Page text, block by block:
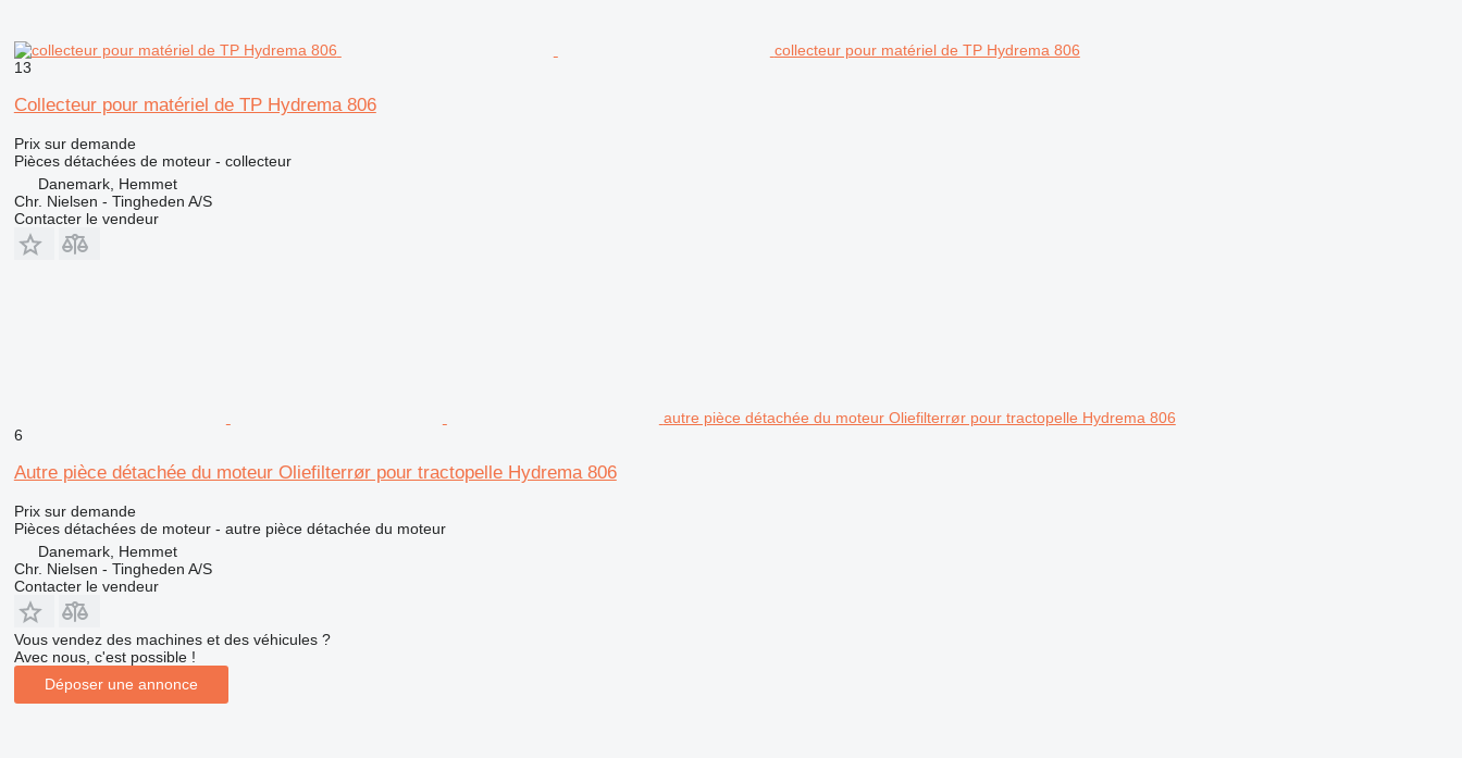
collecteur pour matériel de TP Hydrema 806
13
Collecteur pour matériel de TP Hydrema 806
Prix sur demande
Pièces détachées de moteur - collecteur
Danemark, Hemmet
Chr. Nielsen - Tingheden A/S
Contacter le vendeur
autre pièce détachée du moteur Oliefilterrør pour tractopelle Hydrema 806
6
Autre pièce détachée du moteur Oliefilterrør pour tractopelle Hydrema 806
Prix sur demande
Pièces détachées de moteur - autre pièce détachée du moteur
Danemark, Hemmet
Chr. Nielsen - Tingheden A/S
Contacter le vendeur
Vous vendez des machines et des véhicules ?
Avec nous, c'est possible !
Déposer une annonce